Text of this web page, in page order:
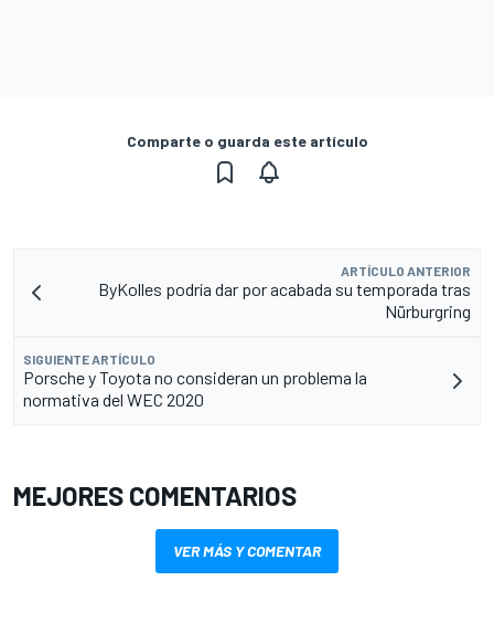
Comparte o guarda este artículo
ARTÍCULO ANTERIOR
ByKolles podría dar por acabada su temporada tras
Nürburgring
SIGUIENTE ARTÍCULO
Porsche y Toyota no consideran un problema la
normativa del WEC 2020
MEJORES COMENTARIOS
VER MÁS Y COMENTAR